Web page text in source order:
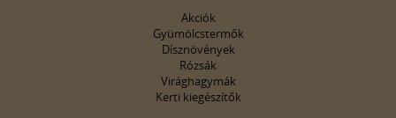
Akciók
Gyümölcstermők
Dísznövények
Rózsák
Virághagymák
Kerti kiegészítők